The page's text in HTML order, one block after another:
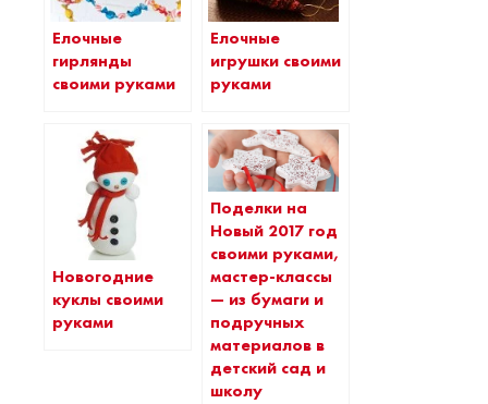
Елочные
гирлянды
своими руками
Елочные
игрушки своими
руками
Новогодние
куклы своими
руками
Поделки на
Новый 2017 год
своими руками,
мастер-классы
— из бумаги и
подручных
материалов в
детский сад и
школу